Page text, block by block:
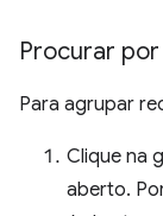
Procurar
Para agrupar
Clique na
aberto.